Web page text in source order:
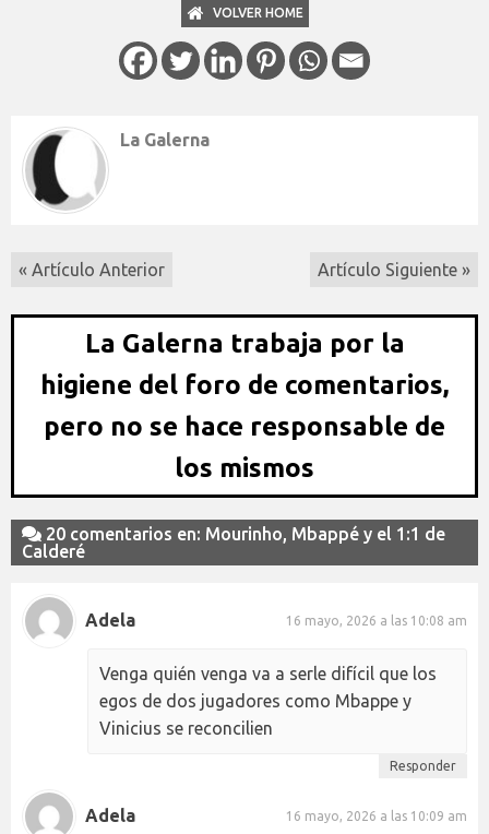
VOLVER HOME
La Galerna
« Artículo Anterior Artículo Siguiente »
La Galerna trabaja por la
higiene del foro de comentarios,
pero no se hace responsable de
los mismos
20 comentarios en: Mourinho, Mbappé y el 1:1 de
Calderé
Adela 16 mayo, 2026 a las 10:08 am
Venga quién venga va a serle difícil que los
egos de dos jugadores como Mbappe y
Vinicius se reconcilien
Responder
Adela 16 mayo, 2026 a las 10:09 am